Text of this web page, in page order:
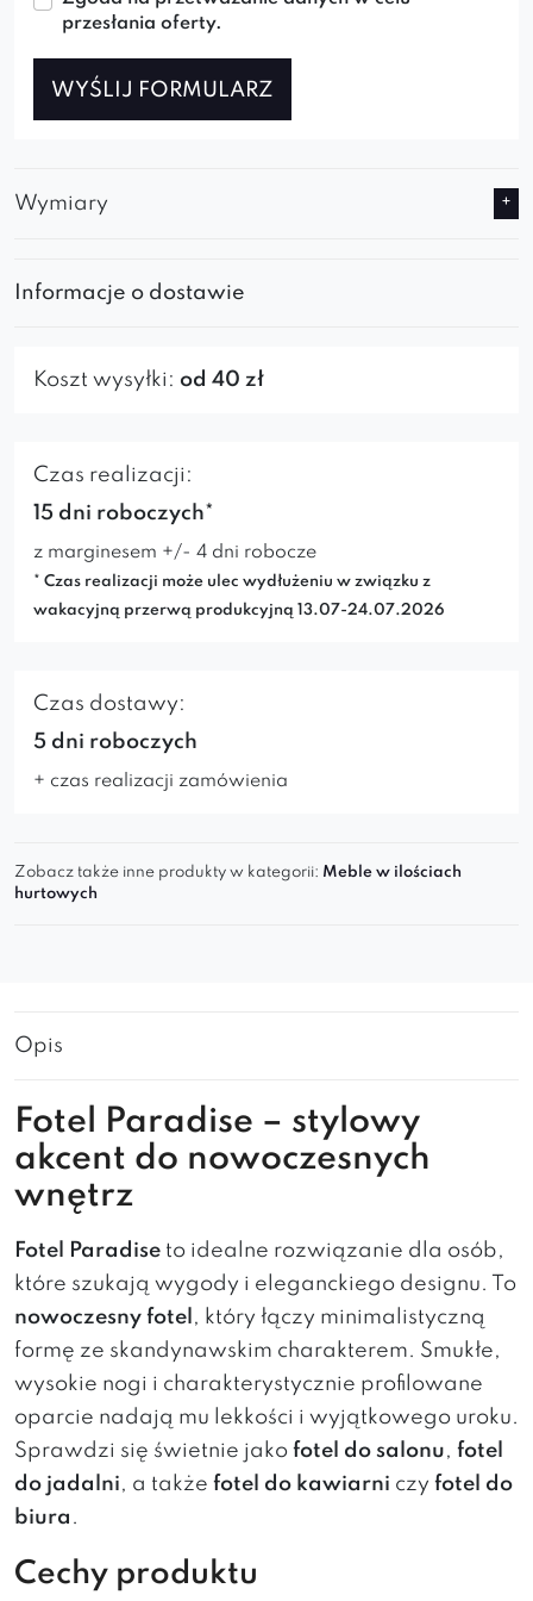
przesłania oferty.
WYŚLIJ FORMULARZ
Wymiary
Informacje o dostawie
Koszt wysyłki: od 40 zł
Czas realizacji:
15 dni roboczych*
z marginesem +/- 4 dni robocze
* Czas realizacji może ulec wydłużeniu w związku z
wakacyjną przerwą produkcyjną 13.07-24.07.2026
Czas dostawy:
5 dni roboczych
+ czas realizacji zamówienia
Zobacz także inne produkty w kategorii: Meble w ilościach
hurtowych
Opis
Fotel Paradise – stylowy
akcent do nowoczesnych
wnętrz
Fotel Paradise to idealne rozwiązanie dla osób,
które szukają wygody i eleganckiego designu. To
nowoczesny fotel , który łączy minimalistyczną
formę ze skandynawskim charakterem. Smukłe,
wysokie nogi i charakterystycznie profilowane
oparcie nadają mu lekkości i wyjątkowego uroku.
Sprawdzi się świetnie jako fotel do salonu, fotel
do jadalni, a także fotel do kawiarni czy fotel do
biura .
Cechy produktu